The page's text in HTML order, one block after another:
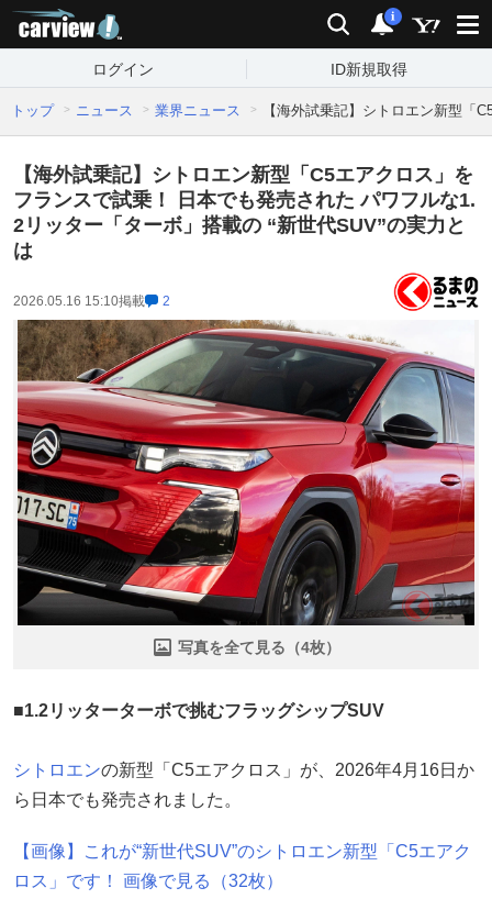
検索 通知
i
ログイン ID新規取得
トップ ニュース 業界ニュース 【海外試乗記】シトロエン新型「
【海外試乗記】シトロエン新型「C5エアクロス」を
フランスで試乗！ 日本でも発売された パワフルな1.
2リッター「ターボ」搭載の “新世代SUV”の実力と
は
2026.05.16 15:10掲載 2
写真を全て見る（4枚）
■1.2リッターターボで挑むフラッグシップSUV
シトロエンの新型「C5エアクロス」が、2026年4月16日か
ら日本でも発売されました。
【画像】これが“新世代SUV”のシトロエン新型「C5エアク
ロス」です！ 画像で見る（32枚）